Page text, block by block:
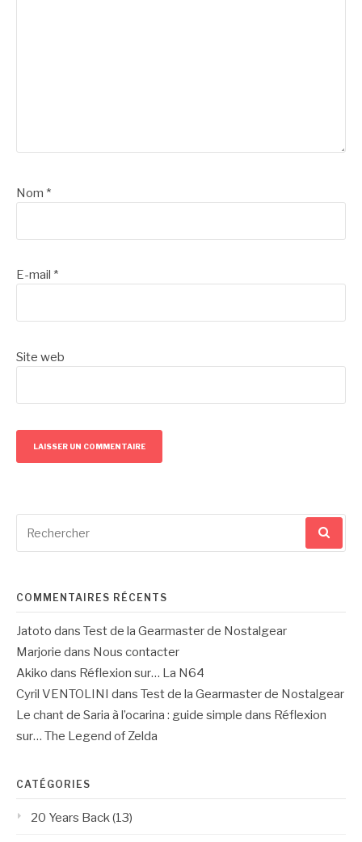
Nom *
E-mail *
Site web
pour
COMMENTAIRES RÉCENTS
Jatoto dans Test de la Gearmaster de Nostalgear
Marjorie dans Nous contacter
Akiko dans Réflexion sur… La N64
Cyril VENTOLINI dans Test de la Gearmaster de Nostalgear
Le chant de Saria à l’ocarina : guide simple dans Réflexion
sur… The Legend of Zelda
CATÉGORIES
20 Years Back(13)